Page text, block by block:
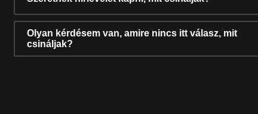
Olyan kérdésem van, amire nincs itt válasz, mit
csináljak?